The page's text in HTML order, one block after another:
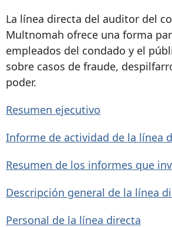
La línea directa del auditor del
Multnomah ofrece una forma
empleados del condado y el
sobre casos de fraude,
poder.
Resumen ejecutivo
Informe de actividad de la línea
Resumen de los informes que
Descripción general de la línea
Personal de la línea directa